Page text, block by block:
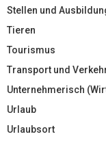
Stellen und
Tieren
Tourismus
Transport und
Unternehmerisch
Urlaub
Urlaubsort